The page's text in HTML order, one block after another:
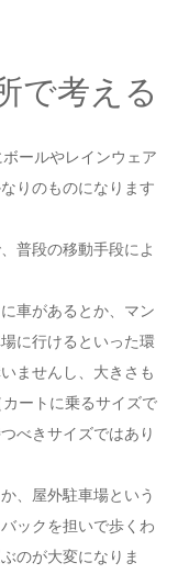
で考える
ールやレインウェア
りのものになります
普段の移動手段によ
車があるとか、マン
に行けるといった環
ませんし、大きさも
ートに乗るサイズで
べきサイズではあり
、屋外駐車場という
ックを担いで歩くわ
のが大変になりま